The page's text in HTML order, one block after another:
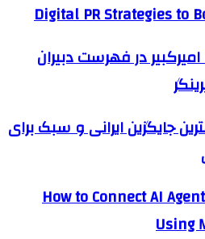
در فهرست دبیران
جایگزین ایرانی و سبک برای
How to Connect AI
Using